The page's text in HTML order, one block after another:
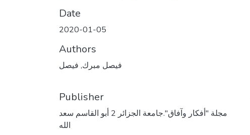
Date
2020-01-05
Authors
فيصل مبرك, فيصل
Publisher
مجلة "أفكار وآفاق".جامعة الجزائر 2 أبو القاسم سعد
الله